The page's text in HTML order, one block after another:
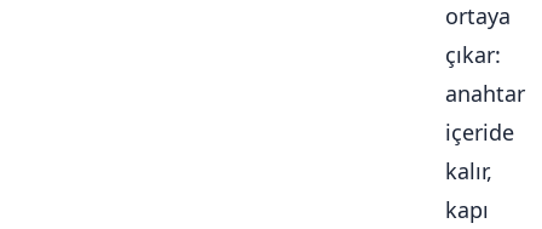
ortaya
çıkar:
anahtar
içeride
kalır,
kapı